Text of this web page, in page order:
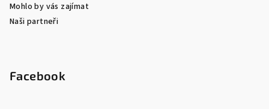
Mohlo by vás zajímat
Naši partneři
Facebook